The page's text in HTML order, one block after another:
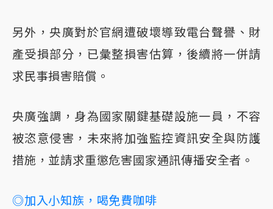
另外，央廣對於官網遭破壞導致電台聲譽、財
產受損部分，已彙整損害估算，後續將一併請
求民事損害賠償。
央廣強調，身為國家關鍵基礎設施一員，不容
被恣意侵害，未來將加強監控資訊安全與防護
措施，並請求重懲危害國家通訊傳播安全者。
◎加入小知族，喝免費咖啡